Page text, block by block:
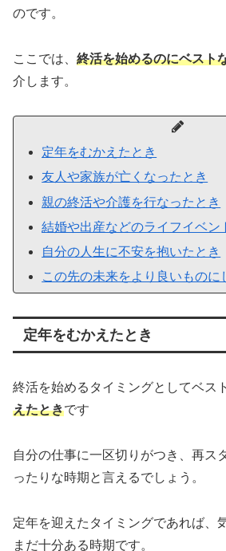
のです。
ここでは、 終活を始めるのにベスト
介します。
定年をむかえたとき
友人や家族が亡くなったとき
親の終活や介護を行なったとき
結婚や出産などのライフイベン
自分の人生に不安を抱いたとき
この先の未来をより良いものに
定年をむかえたとき
終活を始めるタイミングとしてベス
えたときです
自分の仕事に一区切りがつき、再ス
ったりな時期と言えるでしょう。
定年を迎えたタイミングであれば、
まだ十分ある時期です。